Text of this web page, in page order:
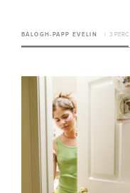
BALOGH-PAPP EVELIN 3 PERC